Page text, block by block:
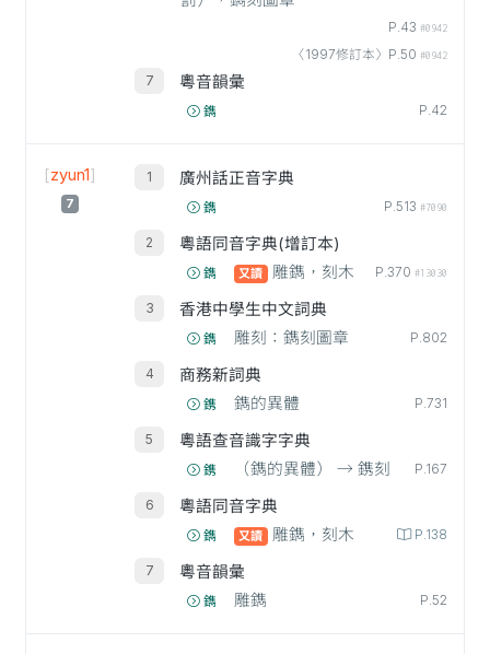
P.43 #0942
〈1997修訂本〉P.50 #0942
粵音韻彙
鐫 P.42
[zyun1]
7
廣州話正音字典
鐫 P.513 #7090
粵語同音字典(增訂本)
鐫 又讀 雕鐫，刻木 P.370 #13030
香港中學生中文詞典
鐫 雕刻：鐫刻圖章 P.802
商務新詞典
鎸 鐫的異體 P.731
粵語查音識字字典
鎸 （鐫的異體） → 鎸刻 P.167
粵語同音字典
鐫 又讀 雕鐫，刻木 P.138
粵音韻彙
鐫 雕鐫 P.52